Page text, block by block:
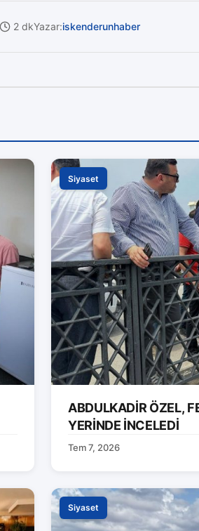
2 dkYazar:iskenderunhaber
Siyaset
ABDULKADİR ÖZEL,
YERİNDE İNCELEDİ
Tem 7, 2026
Siyaset